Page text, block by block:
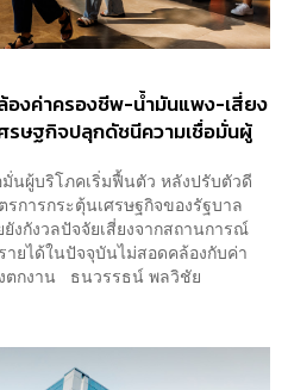
องค่าครองชีพ-น้ำมันแพง-เสี่ยง
รษฐกิจปลุกดัชนีความเชื่อมั่นผู้
นผู้บริโภคเริ่มฟื้นตัว หลังปรับตัวดี
การกระตุ้นเศรษฐกิจของรัฐบาล
งกังวลปัจจัยเสี่ยงจากสถานการณ์
ายได้ในปัจจุบันไม่สอดคล้องกับค่า
ตกงาน ธนวรรธน์ พลวิชัย